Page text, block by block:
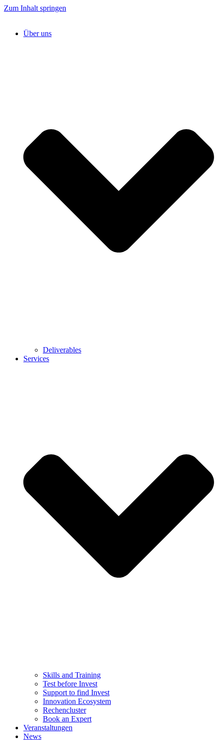
Zum Inhalt springen
Über uns
Deliverables
Services
Skills and Training
Test before Invest
Support to find Invest
Innovation Ecosystem
Rechencluster​
Book an Expert
Veranstaltungen
News